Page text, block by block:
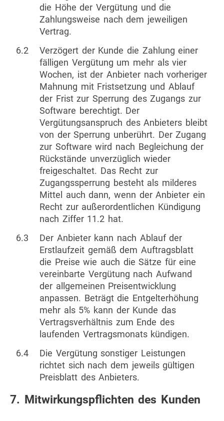
die Höhe der Vergütung und die
Zahlungsweise nach dem jeweiligen
Vertrag.
6.2
Verzögert der Kunde die Zahlung einer
fälligen Vergütung um mehr als vier
Wochen, ist der Anbieter nach vorheriger
Mahnung mit Fristsetzung und Ablauf
der Frist zur Sperrung des Zugangs zur
Software berechtigt. Der
Vergütungsanspruch des Anbieters bleibt
von der Sperrung unberührt. Der Zugang
zur Software wird nach Begleichung der
Rückstände unverzüglich wieder
freigeschaltet. Das Recht zur
Zugangssperrung besteht als milderes
Mittel auch dann, wenn der Anbieter ein
Recht zur außerordentlichen Kündigung
nach Ziffer 11.2 hat.
6.3
Der Anbieter kann nach Ablauf der
Erstlaufzeit gemäß dem Auftragsblatt
die Preise wie auch die Sätze für eine
vereinbarte Vergütung nach Aufwand
der allgemeinen Preisentwicklung
anpassen. Beträgt die Entgelterhöhung
mehr als 5% kann der Kunde das
Vertragsverhältnis zum Ende des
laufenden Vertragsmonats kündigen.
6.4
Die Vergütung sonstiger Leistungen
richtet sich nach dem jeweils gültigen
Preisblatt des Anbieters.
7. Mitwirkungspflichten des Kunden